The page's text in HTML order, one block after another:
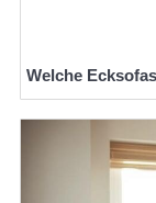
Welche